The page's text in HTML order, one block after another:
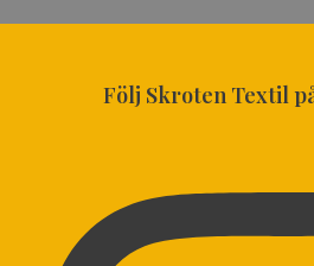
Följ Skroten Textil